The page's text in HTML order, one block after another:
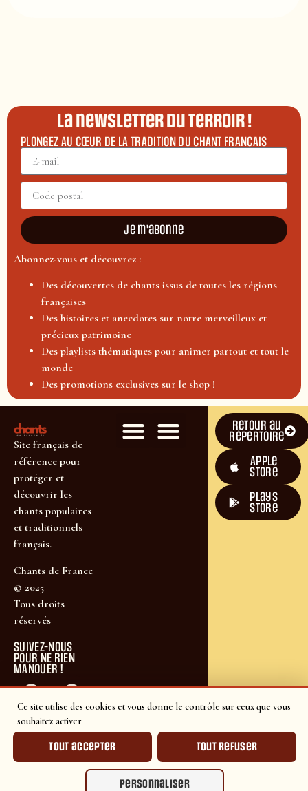
Ce site utilise des cookies et vous donne le contrôle sur ceux que vous
souhaitez activer
Tout accepter Tout refuser
Personnaliser
La newsletter du terroir !
PLONGEZ AU CŒUR DE LA TRADITION DU CHANT FRANÇAIS
Je m'abonne
Abonnez-vous et découvrez :
Des découvertes de chants issus de toutes les régions
françaises
Des histoires et anecdotes sur notre merveilleux et
précieux patrimoine
Des playlists thématiques pour animer partout et tout le
monde
Des promotions exclusives sur le shop !
Site français de
référence pour
protéger et
découvrir les
chants populaires
et traditionnels
français.
Chants de France
© 2025
Tous droits
réservés
SUIVEZ-NOUS
POUR NE RIEN
MANQUER !
Retour au
répertoire
Apple
Store
plays
store